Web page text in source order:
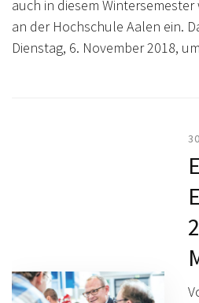
auch in diesem
an der Hochschule Aalen ein.
Dienstag, 6. November 2018,